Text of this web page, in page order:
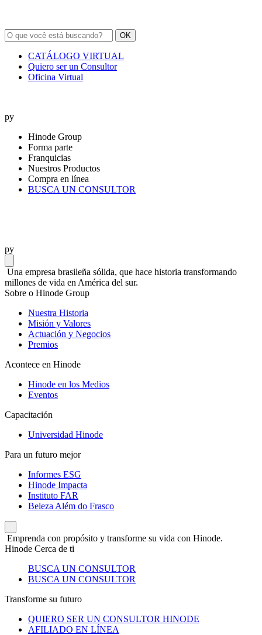
OK
CATÁLOGO VIRTUAL
Quiero ser un Consultor
Oficina Virtual
py
Hinode Group
Forma parte
Franquicias
Nuestros Productos
Compra en línea
BUSCA UN CONSULTOR
py
Una empresa brasileña sólida, que hace historia transformando
millones de vida en América del sur.
Sobre o Hinode Group
Nuestra Historia
Misión y Valores
Actuación y Negocios
Premios
Acontece en Hinode
Hinode en los Medios
Eventos
Capacitación
Universidad Hinode
Para un futuro mejor
Informes ESG
Hinode Impacta
Instituto FAR
Beleza Além do Frasco
Emprenda con propósito y transforme su vida con Hinode.
Hinode Cerca de ti
BUSCA UN CONSULTOR
BUSCA UN CONSULTOR
Transforme su futuro
QUIERO SER UN CONSULTOR HINODE
AFILIADO EN LÍNEA